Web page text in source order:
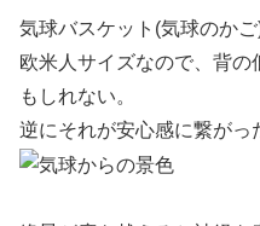
気球バスケット(気球のか
欧米人サイズなので、背
もしれない。
逆にそれが安心感に繋がっ